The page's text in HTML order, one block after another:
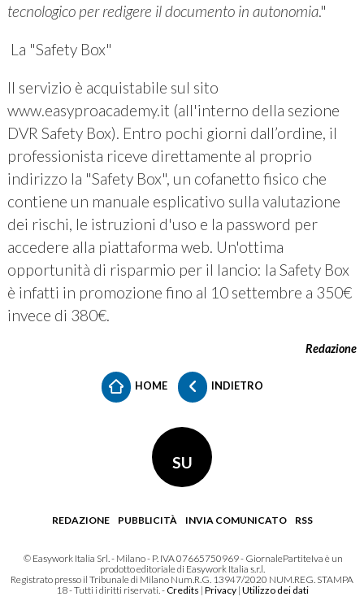
tecnologico per redigere il documento in autonomia."
La "Safety Box"
Il servizio è acquistabile sul sito
www.easyproacademy.it (all'interno della sezione
DVR Safety Box). Entro pochi giorni dall’ordine, il
professionista riceve direttamente al proprio
indirizzo la "Safety Box", un cofanetto fisico che
contiene un manuale esplicativo sulla valutazione
dei rischi, le istruzioni d'uso e la password per
accedere alla piattaforma web. Un'ottima
opportunità di risparmio per il lancio: la Safety Box
è infatti in promozione fino al 10 settembre a 350€
invece di 380€.
Redazione
HOME INDIETRO
SU
REDAZIONE PUBBLICITÀ INVIA COMUNICATO RSS
© Easywork Italia Srl. - Milano - P. IVA 07665750969 - GiornalePartiteIva è un
prodotto editoriale di Easywork Italia s.r.l.
Registrato presso il Tribunale di Milano Num.R.G. 13947/2020 NUM.REG. STAMPA
18 - Tutti i diritti riservati. -Credits | Privacy| Utilizzo dei dati